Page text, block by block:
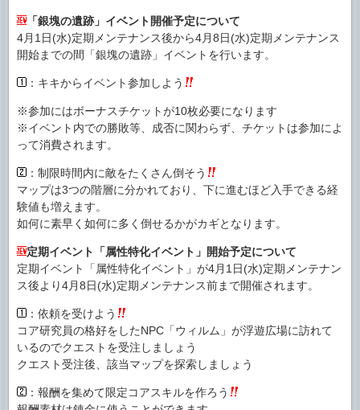
「銀塊の遺跡」イベント開催予定について
4月1日(水)定期メンテナンス後から4月8日(水)定期メンテナンス
開始までの間「銀塊の遺跡」イベントを行います。
：キキからイベント参加しよう
※参加にはボーナスチケットが10枚必要になります
※イベント内での勝敗等、成否に関わらず、チケットは参加によ
って消費されます。
：制限時間内に敵をたくさん倒そう
マップは3つの階層に分かれており、下に進むほど入手できる経
験値も増えます。
如何に素早く如何に多く倒せるかがカギとなります。
定期イベント「属性特化イベント」開始予定について
定期イベント「属性特化イベント」が4月1日(水)定期メンテナン
ス後より4月8日(水)定期メンテナンス前まで開催されます。
：依頼を受けよう
コア研究員の格好をしたNPC「ウィルム」が浮遊広場に訪れて
いるのでクエストを受注しましょう
クエスト受注後、該当マップを探索しましょう
：報酬を集めて限定コアスキルを作ろう